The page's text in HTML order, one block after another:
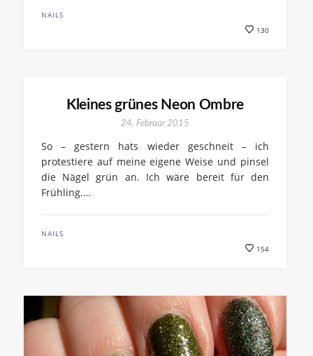
NAILS
130
Kleines grünes Neon Ombre
24. Februar 2015
So – gestern hats wieder geschneit – ich
protestiere auf meine eigene Weise und pinsel
die Nägel grün an. Ich wäre bereit für den
Frühling.…
NAILS
154